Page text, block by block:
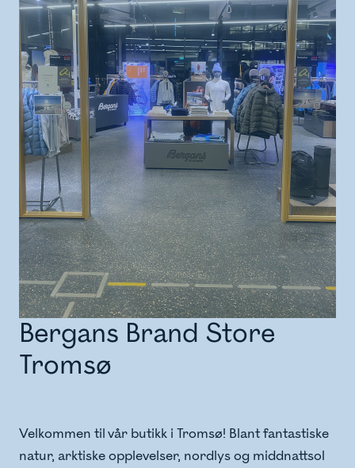
Bergans Brand Store
Tromsø
Velkommen til vår butikk i Tromsø! Blant fantastiske
natur, arktiske opplevelser, nordlys og middnattsol